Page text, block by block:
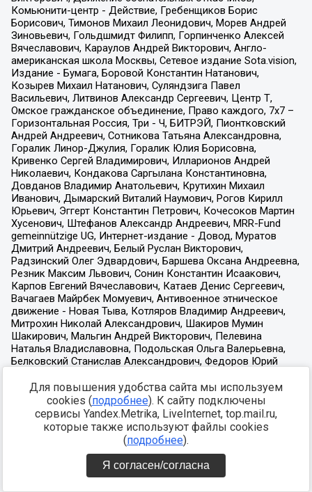
Для повышения удобства сайта мы используем
cookies (подробнее). К сайту подключены
сервисы Yandex.Metrika, LiveInternet, top.mail.ru,
которые также используют файлы cookies
(подробнее).
Я согласен/согласна